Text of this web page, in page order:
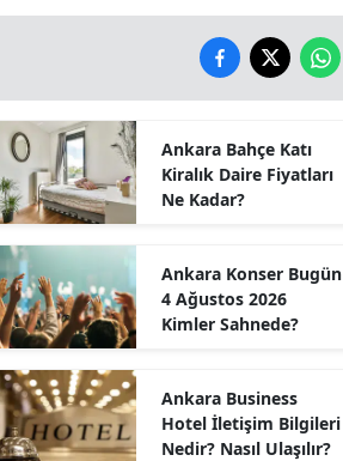
Ankara Bahçe Katı
Kiralık Daire Fiyatları
Ne Kadar?
Ankara Konser Bugün
4 Ağustos 2026
Kimler Sahnede?
Ankara Business
Hotel İletişim Bilgileri
Nedir? Nasıl Ulaşılır?